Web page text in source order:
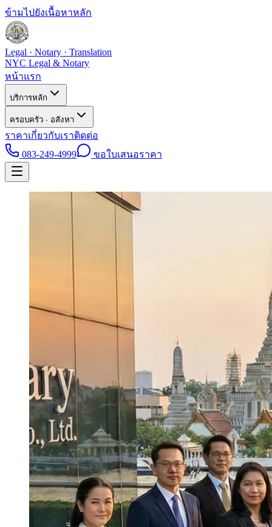
ข้ามไปยังเนื้อหาหลัก
Legal · Notary · Translation
NYC Legal & Notary
หน้าแรก
บริการหลัก
ครอบครัว · อสังหา
ราคาเกี่ยวกับเราติดต่อ
083-249-4999
ขอใบเสนอราคา